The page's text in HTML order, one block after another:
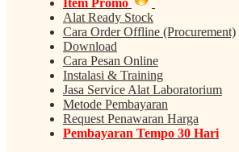
Alat Ready Stock
Cara Order Offline (Procurement)
Download
Cara Pesan Online
Instalasi & Training
Jasa Service Alat Laboratorium
Metode Pembayaran
Request Penawaran Harga
Pembayaran Tempo 30 Hari